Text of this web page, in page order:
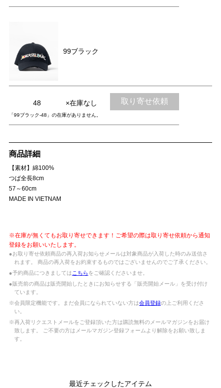
99ブラック
48 ×在庫なし 取り寄せ依頼
「99ブラック-48」の在庫がありません。
商品詳細
【素材】綿100%
つば全長8cm
57～60cm
MADE IN VIETNAM
※在庫が無くてもお取り寄せできます！ご希望の際は取り寄せ依頼から通知
登録をお願いいたします。
●お取り寄せ依頼商品の再入荷お知らせメールは対象商品が入荷した時のみ送信さ
れます。 商品の再入荷をお約束するものではございませんのでご了承ください。
●予約商品につきましては こちらをご確認くださいませ。
●販売前の商品は販売開始したときにお知らせする「販売開始メール」を受け付け
ています。
※会員限定機能です。まだ会員になられていない方は会員登録の上ご利用くださ
い。
※再入荷リクエストメールをご登録頂いた方は購読無料のメールマガジンをお届け
致します。 ご不要の方はメールマガジン登録フォームより解除をお願い致しま
す。
最近チェックしたアイテム